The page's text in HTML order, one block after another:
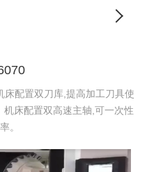
配置双刀库,提高加工刀具使
床配置双高速主轴,可一次性
。